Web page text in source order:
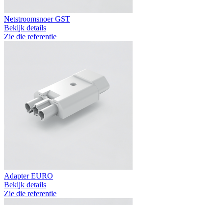
Netstroomsnoer GST
Bekijk details
Zie die referentie
Adapter EURO
Bekijk details
Zie die referentie